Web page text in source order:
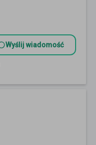
Wyślij wiadomość